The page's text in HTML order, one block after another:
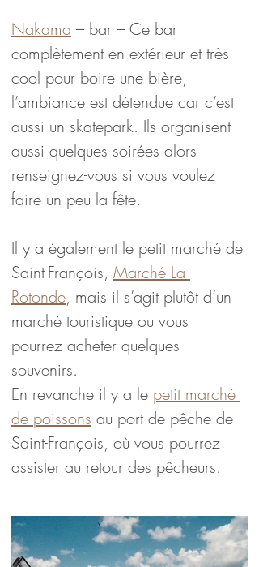
Nakama – bar – Ce bar
complètement en extérieur et très
cool pour boire une bière,
l’ambiance est détendue car c’est
aussi un skatepark. Ils organisent
aussi quelques soirées alors
renseignez-vous si vous voulez
faire un peu la fête.
Il y a également le petit marché de
Saint-François, Marché La
Rotonde, mais il s’agit plutôt d’un
marché touristique ou vous
pourrez acheter quelques
souvenirs.
En revanche il y a le petit marché
de poissons au port de pêche de
Saint-François, où vous pourrez
assister au retour des pêcheurs.